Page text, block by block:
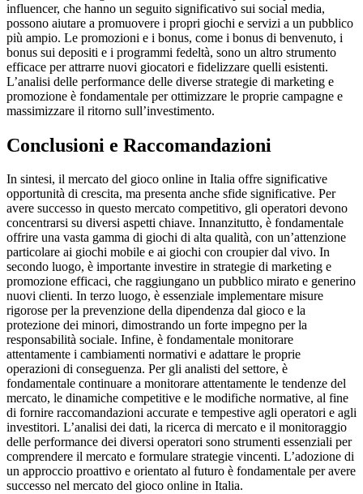
influencer, che hanno un seguito significativo sui social media,
possono aiutare a promuovere i propri giochi e servizi a un pubblico
più ampio. Le promozioni e i bonus, come i bonus di benvenuto, i
bonus sui depositi e i programmi fedeltà, sono un altro strumento
efficace per attrarre nuovi giocatori e fidelizzare quelli esistenti.
L’analisi delle performance delle diverse strategie di marketing e
promozione è fondamentale per ottimizzare le proprie campagne e
massimizzare il ritorno sull’investimento.
Conclusioni e Raccomandazioni
In sintesi, il mercato del gioco online in Italia offre significative
opportunità di crescita, ma presenta anche sfide significative. Per
avere successo in questo mercato competitivo, gli operatori devono
concentrarsi su diversi aspetti chiave. Innanzitutto, è fondamentale
offrire una vasta gamma di giochi di alta qualità, con un’attenzione
particolare ai giochi mobile e ai giochi con croupier dal vivo. In
secondo luogo, è importante investire in strategie di marketing e
promozione efficaci, che raggiungano un pubblico mirato e generino
nuovi clienti. In terzo luogo, è essenziale implementare misure
rigorose per la prevenzione della dipendenza dal gioco e la
protezione dei minori, dimostrando un forte impegno per la
responsabilità sociale. Infine, è fondamentale monitorare
attentamente i cambiamenti normativi e adattare le proprie
operazioni di conseguenza. Per gli analisti del settore, è
fondamentale continuare a monitorare attentamente le tendenze del
mercato, le dinamiche competitive e le modifiche normative, al fine
di fornire raccomandazioni accurate e tempestive agli operatori e agli
investitori. L’analisi dei dati, la ricerca di mercato e il monitoraggio
delle performance dei diversi operatori sono strumenti essenziali per
comprendere il mercato e formulare strategie vincenti. L’adozione di
un approccio proattivo e orientato al futuro è fondamentale per avere
successo nel mercato del gioco online in Italia.